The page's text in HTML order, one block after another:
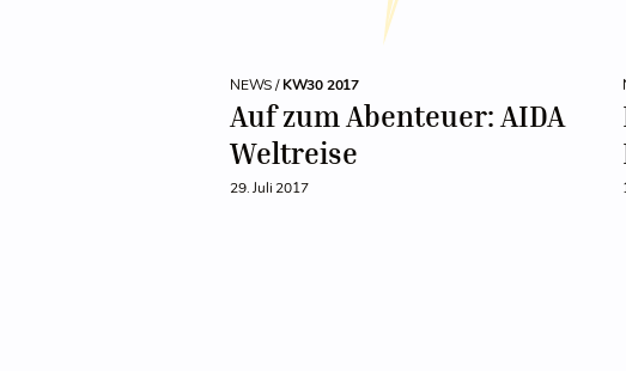
NEWS /KW30 2017
Auf zum Abenteuer: AIDA
Weltreise
29. Juli 2017